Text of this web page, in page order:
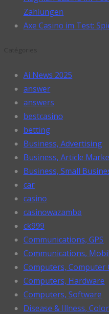
Zahlungen
Axe Casino im Test:
Ai News 2025
answer
answers
bestcasino
betting
Business, Advertising
Business, Article
Business, Small
car
casino
casinowazamba
ck999
Communications, GPS
Communications,
Computers, Computer
Computers, Hardware
Computers, Software
Disease & Illness,